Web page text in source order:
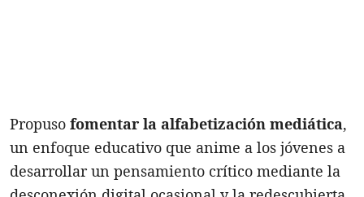
Propuso fomentar la alfabetización mediática,
un enfoque educativo que anime a los jóvenes a
desarrollar un pensamiento crítico mediante la